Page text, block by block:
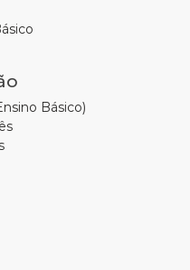
Básico)